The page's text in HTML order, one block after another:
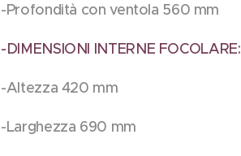
-Profondità con ventola 560 mm
-DIMENSIONI INTERNE FOCOLARE:
-Altezza 420 mm
-Larghezza 690 mm